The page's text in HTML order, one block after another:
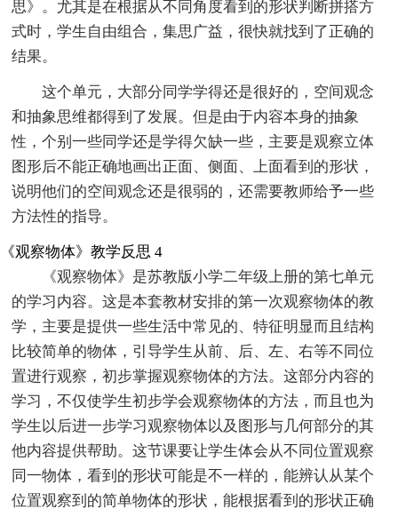
思》。尤其是在根据从不同角度看到的形状判断拼搭方
式时，学生自由组合，集思广益，很快就找到了正确的
结果。
这个单元，大部分同学学得还是很好的，空间观念
和抽象思维都得到了发展。但是由于内容本身的抽象
性，个别一些同学还是学得欠缺一些，主要是观察立体
图形后不能正确地画出正面、侧面、上面看到的形状，
说明他们的空间观念还是很弱的，还需要教师给予一些
方法性的指导。
《观察物体》教学反思 4
《观察物体》是苏教版小学二年级上册的第七单元
的学习内容。这是本套教材安排的第一次观察物体的教
学，主要是提供一些生活中常见的、特征明显而且结构
比较简单的物体，引导学生从前、后、左、右等不同位
置进行观察，初步掌握观察物体的方法。这部分内容的
学习，不仅使学生初步学会观察物体的方法，而且也为
学生以后进一步学习观察物体以及图形与几何部分的其
他内容提供帮助。这节课要让学生体会从不同位置观察
同一物体，看到的形状可能是不一样的，能辨认从某个
位置观察到的简单物体的形状，能根据看到的形状正确